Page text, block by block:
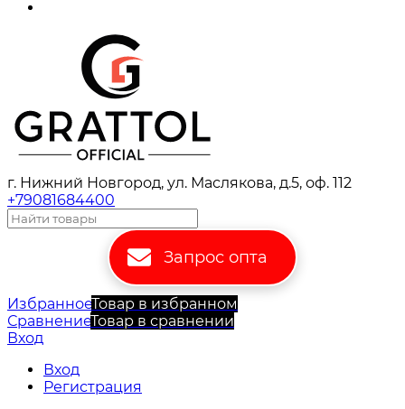
г. Нижний Новгород, ул. Маслякова, д.5, оф. 112
+79081684400
Запрос опта
ИзбранноеТовар в избранном
СравнениеТовар в сравнении
Вход
Вход
Регистрация